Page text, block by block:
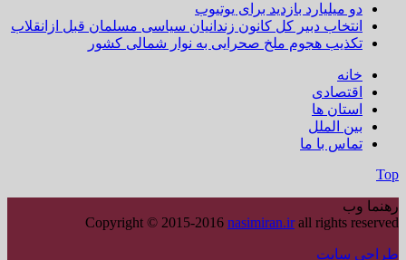
دو میلیارد بازدید برای یوتیوب
انتخاب دبیر کل کانون زندانیان سیاسی مسلمان قبل ازانقلاب
تکذیب هجوم ملخ صحرایی به نوار شمالی کشور
خانه
اقتصادی
استان ها
بین الملل
تماس با ما
Top
رهنما وب
Copyright © 2015-2016 nasimiran.irall rights reserved
طراحی سایت